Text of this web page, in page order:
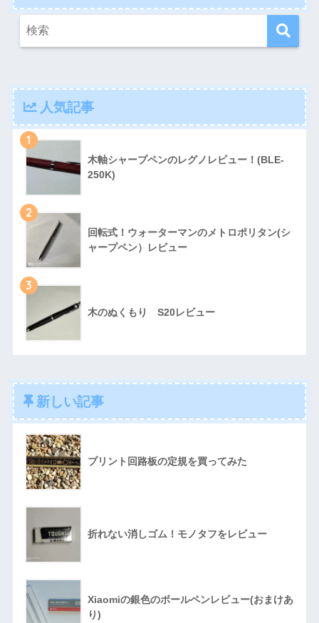
人気記事
1
木軸シャープペンのレグノレビュー！(BLE-
250K)
2
回転式！ウォーターマンのメトロポリタン(シ
ャープペン）レビュー
3
木のぬくもり S20レビュー
新しい記事
プリント回路板の定規を買ってみた
折れない消しゴム！モノタフをレビュー
Xiaomiの銀色のボールペンレビュー(おまけあ
り)